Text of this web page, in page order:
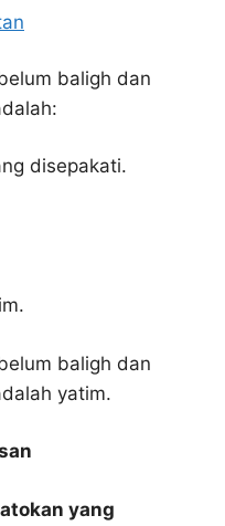
baligh dan
disepakati.
baligh dan
yatim.
yang